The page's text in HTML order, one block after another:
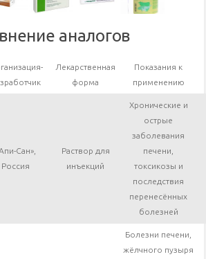
аналогов
Лекарственная
форма
Показания к
применению
Сан»,
Россия
Раствор для
инъекций
Хронические и
острые
заболевания
печени,
токсикозы и
последствия
перенесённых
болезней
Болезни печени,
жёлчного пузыря